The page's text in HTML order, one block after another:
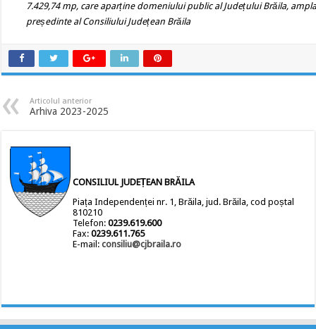
7.429,74 mp, care aparține domeniului public al Județului Brăila,
președinte al Consiliului Județean Brăila
Articolul anterior
Arhiva 2023-2025
CONSILIUL JUDEȚEAN BRĂILA
Piața Independenței nr. 1, Brăila, jud. Brăila, cod poștal
810210
Telefon:0239.619.600
Fax:0239.611.765
E-mail:consiliu@cjbraila.ro